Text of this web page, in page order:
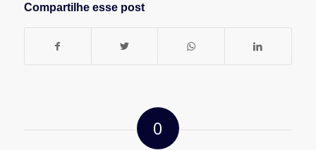
Compartilhe esse post
0